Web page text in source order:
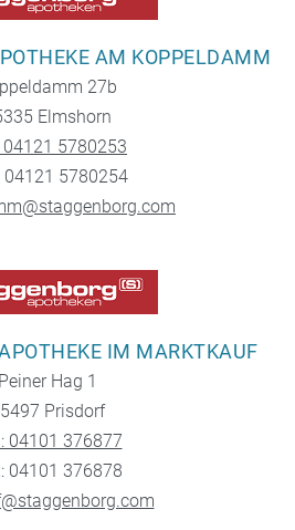
AM KOPPELDAMM
27b
Elmshorn
04121 5780253
04121 5780254
IM MARKTKAUF
Peiner Hag 1
Prisdorf
04101 376877
04101 376878